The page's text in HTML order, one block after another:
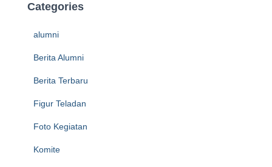
Categories
alumni
Berita Alumni
Berita Terbaru
Figur Teladan
Foto Kegiatan
Komite